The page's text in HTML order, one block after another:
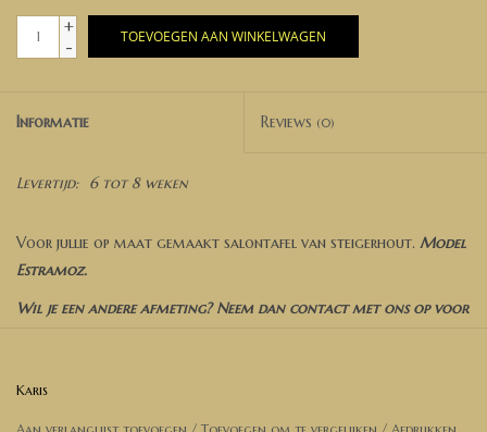
+
-
TOEVOEGEN AAN WINKELWAGEN
Informatie Reviews (0)
Levertijd: 6 tot 8 weken
Voor jullie op maat gemaakt salontafel van steigerhout. Model
Estramoz.
Wil je een andere afmeting? Neem dan contact met ons op voor
ons kleuren pallet), neem dan contact met ons op.
Karis